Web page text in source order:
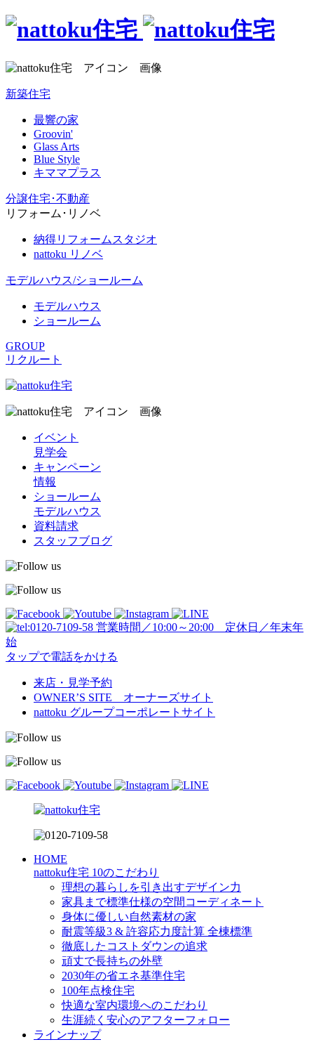
新築住宅
最響の家
Groovin'
Glass Arts
Blue Style
キママプラス
分譲住宅･不動産
リフォーム･リノベ
納得リフォームスタジオ
nattoku リノベ
モデルハウス/ショールーム
モデルハウス
ショールーム
GROUP
リクルート
イベント
見学会
キャンペーン
情報
ショールーム
モデルハウス
資料請求
スタッフブログ
営業時間／10:00～20:00 定休日／年末年
始
タップで電話をかける
来店・見学予約
OWNER’S SITE オーナーズサイト
nattoku グループコーポレートサイト
HOME
nattoku住宅 10のこだわり
理想の暮らしを引き出すデザイン力
家具まで標準仕様の空間コーディネート
身体に優しい自然素材の家
耐震等級3 & 許容応力度計算 全棟標準
徹底したコストダウンの追求
頑丈で長持ちの外壁
2030年の省エネ基準住宅
100年点検住宅
快適な室内環境へのこだわり
生涯続く安心のアフターフォロー
ラインナップ